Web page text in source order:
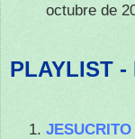
octubre de
PLAYLIST -
JESUCRITO